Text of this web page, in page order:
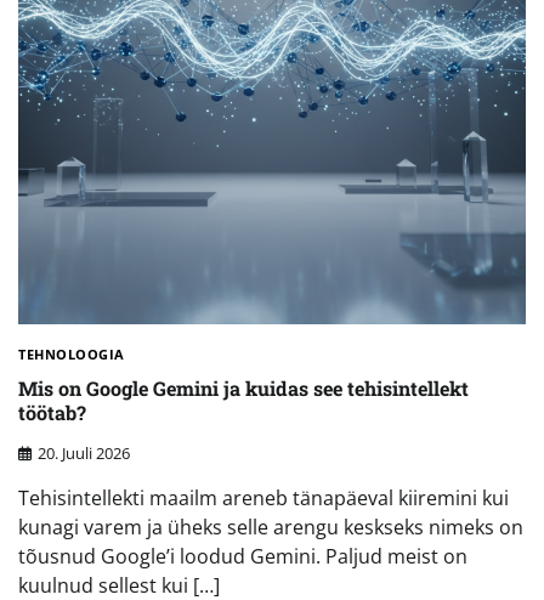
TEHNOLOOGIA
Mis on Google Gemini ja kuidas see tehisintellekt
töötab?
20. Juuli 2026
Tehisintellekti maailm areneb tänapäeval kiiremini kui
kunagi varem ja üheks selle arengu keskseks nimeks on
tõusnud Google’i loodud Gemini. Paljud meist on
kuulnud sellest kui […]